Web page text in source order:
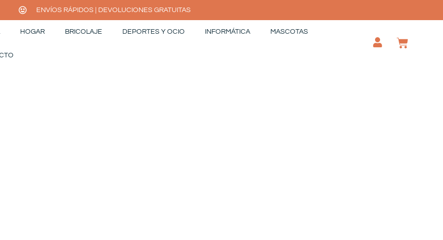
ENVÍOS RÁPIDOS | DEVOLUCIONES GRATUITAS
HOGAR BRICOLAJE DEPORTES Y OCIO INFORMÁTICA MASCOTAS